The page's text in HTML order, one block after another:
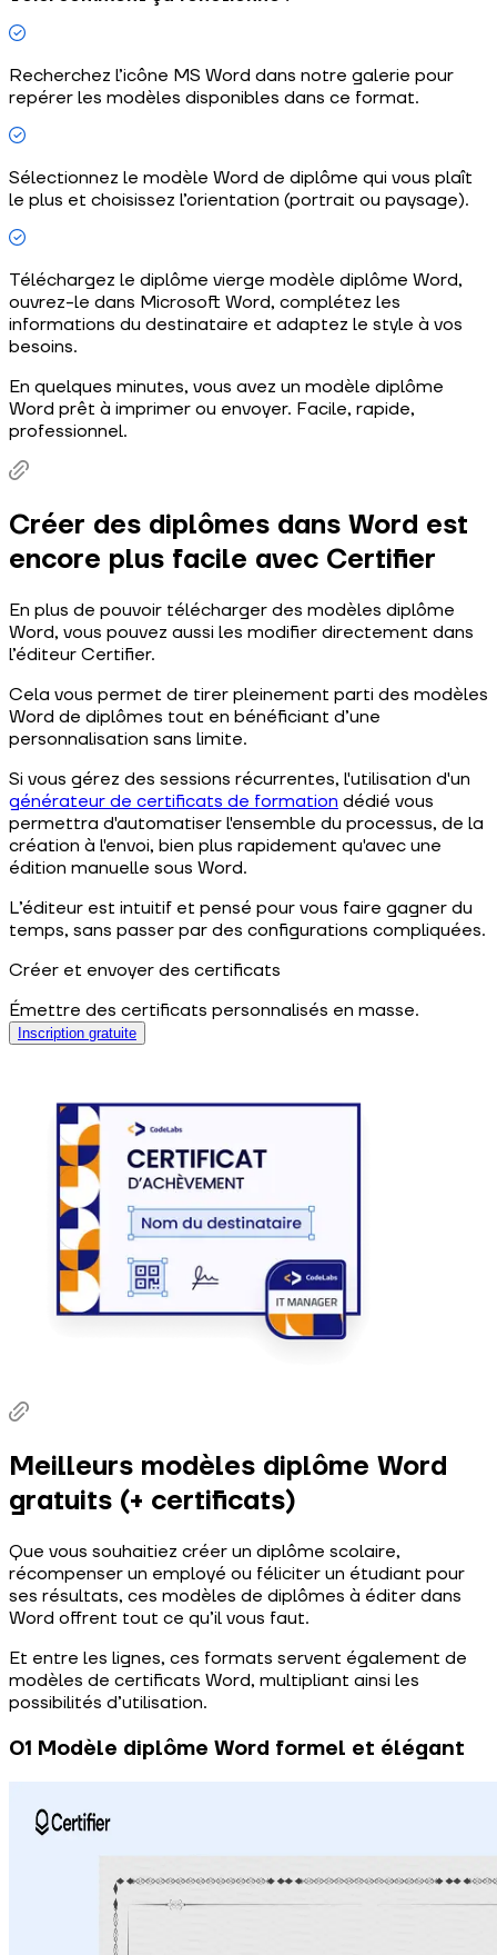
Recherchez l’icône MS Word dans notre galerie pour
repérer les modèles disponibles dans ce format.
Sélectionnez le modèle Word de diplôme qui vous plaît
le plus et choisissez l’orientation (portrait ou paysage).
Téléchargez le diplôme vierge modèle diplôme Word,
ouvrez-le dans Microsoft Word, complétez les
informations du destinataire et adaptez le style à vos
besoins.
En quelques minutes, vous avez un modèle diplôme
Word prêt à imprimer ou envoyer. Facile, rapide,
professionnel.
Créer des diplômes dans Word est
encore plus facile avec Certifier
En plus de pouvoir télécharger des modèles diplôme
Word, vous pouvez aussi les modifier directement dans
l’éditeur Certifier.
Cela vous permet de tirer pleinement parti des modèles
Word de diplômes tout en bénéficiant d’une
personnalisation sans limite.
Si vous gérez des sessions récurrentes, l'utilisation d'un
générateur de certificats de formation dédié vous
permettra d'automatiser l'ensemble du processus, de la
création à l'envoi, bien plus rapidement qu'avec une
édition manuelle sous Word.
L’éditeur est intuitif et pensé pour vous faire gagner du
temps, sans passer par des configurations compliquées.
Créer et envoyer des certificats
Émettre des certificats personnalisés en masse.
Inscription gratuite
Meilleurs modèles diplôme Word
gratuits (+ certificats)
Que vous souhaitiez créer un diplôme scolaire,
récompenser un employé ou féliciter un étudiant pour
ses résultats, ces modèles de diplômes à éditer dans
Word offrent tout ce qu’il vous faut.
Et entre les lignes, ces formats servent également de
modèles de certificats Word, multipliant ainsi les
possibilités d’utilisation.
01 Modèle diplôme Word formel et élégant